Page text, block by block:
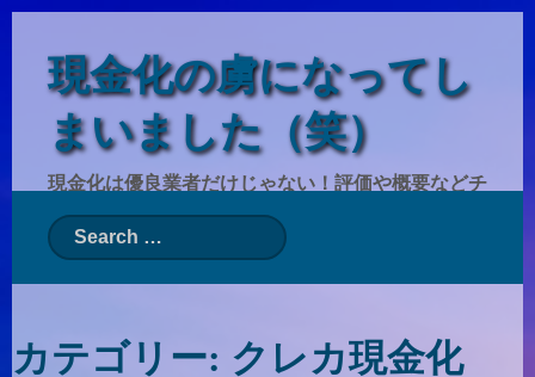
現金化の虜になってし
まいました（笑）
現金化は優良業者だけじゃない！評価や概要などチ
カテゴリー: クレカ現金化